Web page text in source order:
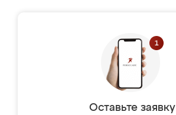
Оставьте заявку